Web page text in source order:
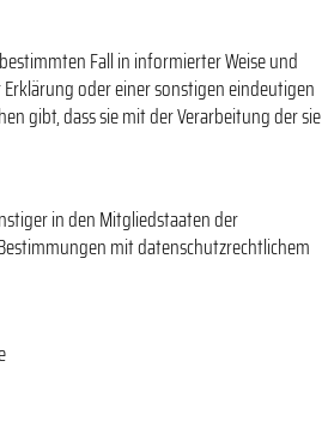
Fall in informierter Weise und
oder einer sonstigen eindeutigen
gibt, dass sie mit der Verarbeitung der sie
in den Mitgliedstaaten der
mit datenschutzrechtlichem